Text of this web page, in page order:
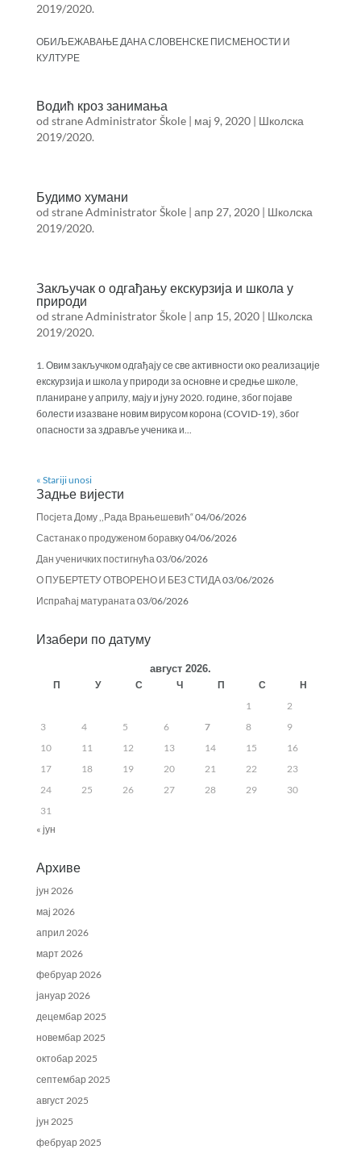
2019/2020.
ОБИЉЕЖАВАЊЕ ДАНА СЛОВЕНСКЕ ПИСМЕНОСТИ И
КУЛТУРЕ
Водић кроз занимања
od straneAdministrator Škole| мај 9, 2020| Школска
2019/2020.
Будимо хумани
od straneAdministrator Škole| апр 27, 2020| Школска
2019/2020.
Закључак о одгађању екскурзија и школа у
природи
od straneAdministrator Škole| апр 15, 2020| Школска
2019/2020.
1. Овим закључком одгађају се све активности око реализације
екскурзија и школа у природи за основне и средње школе,
планиране у априлу, мају и јуну 2020. године, због појаве
болести изазване новим вирусом корона (COVID-19), због
опасности за здравље ученика и...
« Stariji unosi
Задње вијести
Посјета Дому ,,Рада Врањешевић“04/06/2026
Састанак о продуженом боравку04/06/2026
Дан ученичких постигнућа03/06/2026
О ПУБЕРТЕТУ ОТВОРЕНО И БЕЗ СТИДА03/06/2026
Испраћај матураната03/06/2026
Изабери по датуму
август 2026.
П
У С Ч П С
Н
1
2
3
4 5 6 7 8
9
10
11 12 13 14 15
16
17
18 19 20 21 22
23
24
25 26 27 28 29
30
31
« јун
Архиве
јун 2026
мај 2026
април 2026
март 2026
фебруар 2026
јануар 2026
децембар 2025
новембар 2025
октобар 2025
септембар 2025
август 2025
јун 2025
фебруар 2025